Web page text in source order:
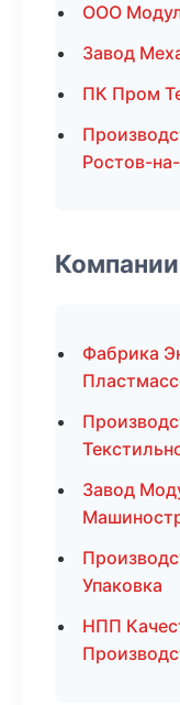
ООО
Завод
ПК Пром
Ростов-
Фабрика
Завод
Упаковка
НПП